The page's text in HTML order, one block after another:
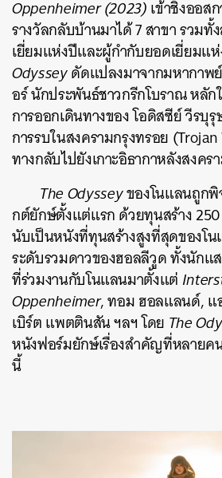
Oppenheimer (2023)เข้าชิงออส
รางวัลกลับบ้านมาได้ 7 สาขา รวม
เยี่ยมแห่งปีและผู้กำกับยอดเยี่ยมแ
Odysseyดัดแปลงมาจากมหากาพ
อร์ นักประพันธ์ชาวกรีกโบราณหลัก
การออกเดินทางของ โอดิสซีย์ วีรบุ
การรบในสงครามกรุงทรอย
ทางกลับไปยังเกาะอิธากาหลังสงคร
The Odysseyของโนแลนถูกพิ
กต์ยักษ์ตั้งแต่แรก ด้วยทุนสร้าง
นับเป็นหนังที่ทุนสร้างสูงที่สุดของโ
ระดับรวมดาวของฮอลลีวูด ทั้งนัก
ที่ร่วมงานกับโนแลนมาตั้งแต่
Oppenheimer, ทอม ฮอลแลนด์, แ
เบิร์ต แพตตินสัน ฯลฯ โดย The
หนังฟอร์มยักษ์เรื่องสำคัญที่หลายค
นี้